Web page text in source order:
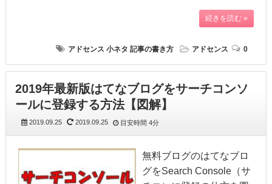
続きを読む »
アドセンス 小ネタ 記事の書き方 アドセンス 0
2019年最新版はてなブログをサーチコンソ
ールに登録する方法【図解】
2019.09.25 2019.09.25 目安時間 4分
無料ブログのはてなブロ
グをSearch Console（サ